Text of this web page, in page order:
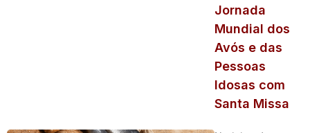
Jornada
Mundial dos
Avós e das
Pessoas
Idosas com
Santa Missa